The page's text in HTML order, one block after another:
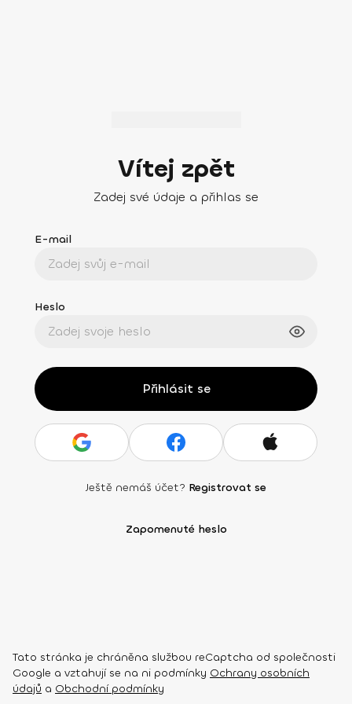
Vítej zpět
Zadej své údaje a přihlas se
E-mail
Heslo
Přihlásit se
Ještě nemáš účet? Registrovat se
Zapomenuté heslo
Tato stránka je chráněna službou reCaptcha od společnosti
Google a vztahují se na ni podmínky Ochrany osobních
údajů a Obchodní podmínky